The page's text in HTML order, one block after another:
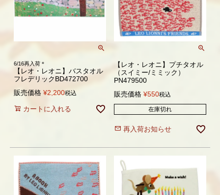
6/16再入荷＊
【レオ・レオニ】バスタオル
フレデリックBD472700
販売価格 ¥2,200税込
カートに入れる
【レオ・レオニ】プチタオル
（スイミー/ミミック）
PN479500
販売価格 ¥550税込
在庫切れ
再入荷お知らせ